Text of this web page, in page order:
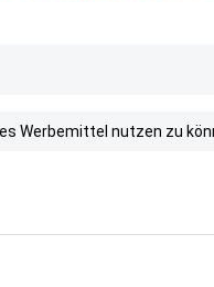
Werbemittel nutzen zu